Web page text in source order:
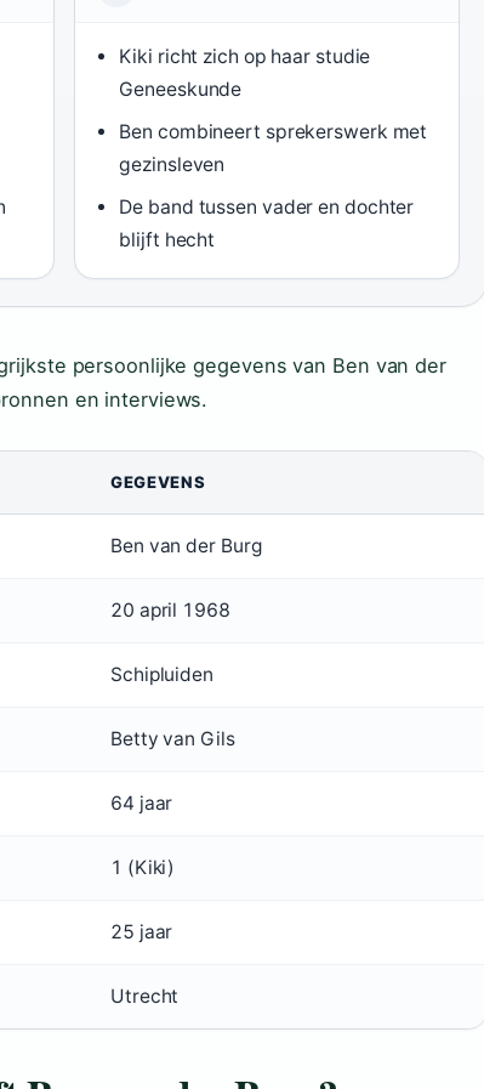
Kiki richt zich op haar studie
Geneeskunde
Ben combineert sprekerswerk met
gezinsleven
De band tussen vader en dochter
blijft hecht
persoonlijke gegevens van Ben van der
en interviews.
GEGEVENS
Ben van der Burg
20 april 1968
Schipluiden
Betty van Gils
64 jaar
1 (Kiki)
25 jaar
Utrecht